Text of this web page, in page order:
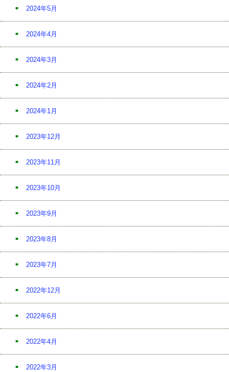
2024年5月
2024年4月
2024年3月
2024年2月
2024年1月
2023年12月
2023年11月
2023年10月
2023年9月
2023年8月
2023年7月
2022年12月
2022年6月
2022年4月
2022年3月